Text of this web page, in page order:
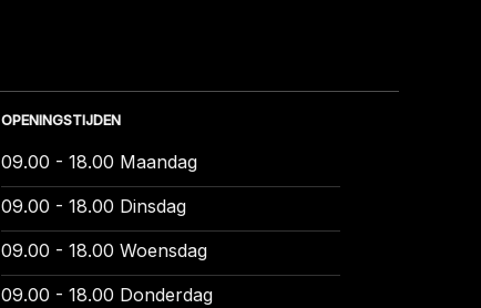
OPENINGSTIJDEN
09.00 - 18.00 Maandag
09.00 - 18.00 Dinsdag
09.00 - 18.00 Woensdag
09.00 - 18.00 Donderdag